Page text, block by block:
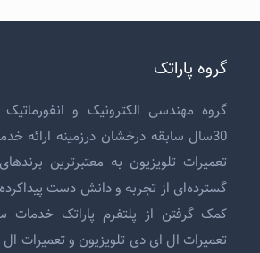
گروه پاراتک
گروه مهندسی الکترونیک و
30سال سابقه درخشان درزمینه ارائه خدمات پس از فروش و
تعمیرات تلویزیون به معتبرترین
گسترده‌ای از تجربه و دانش دست
کمک گرفتن از پلتفرم پاراتک خدمات
تعمیرات ال ای دی تلویزیون وتعمیرات